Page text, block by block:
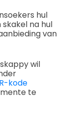
hul
na hul
van
wil
kode
te